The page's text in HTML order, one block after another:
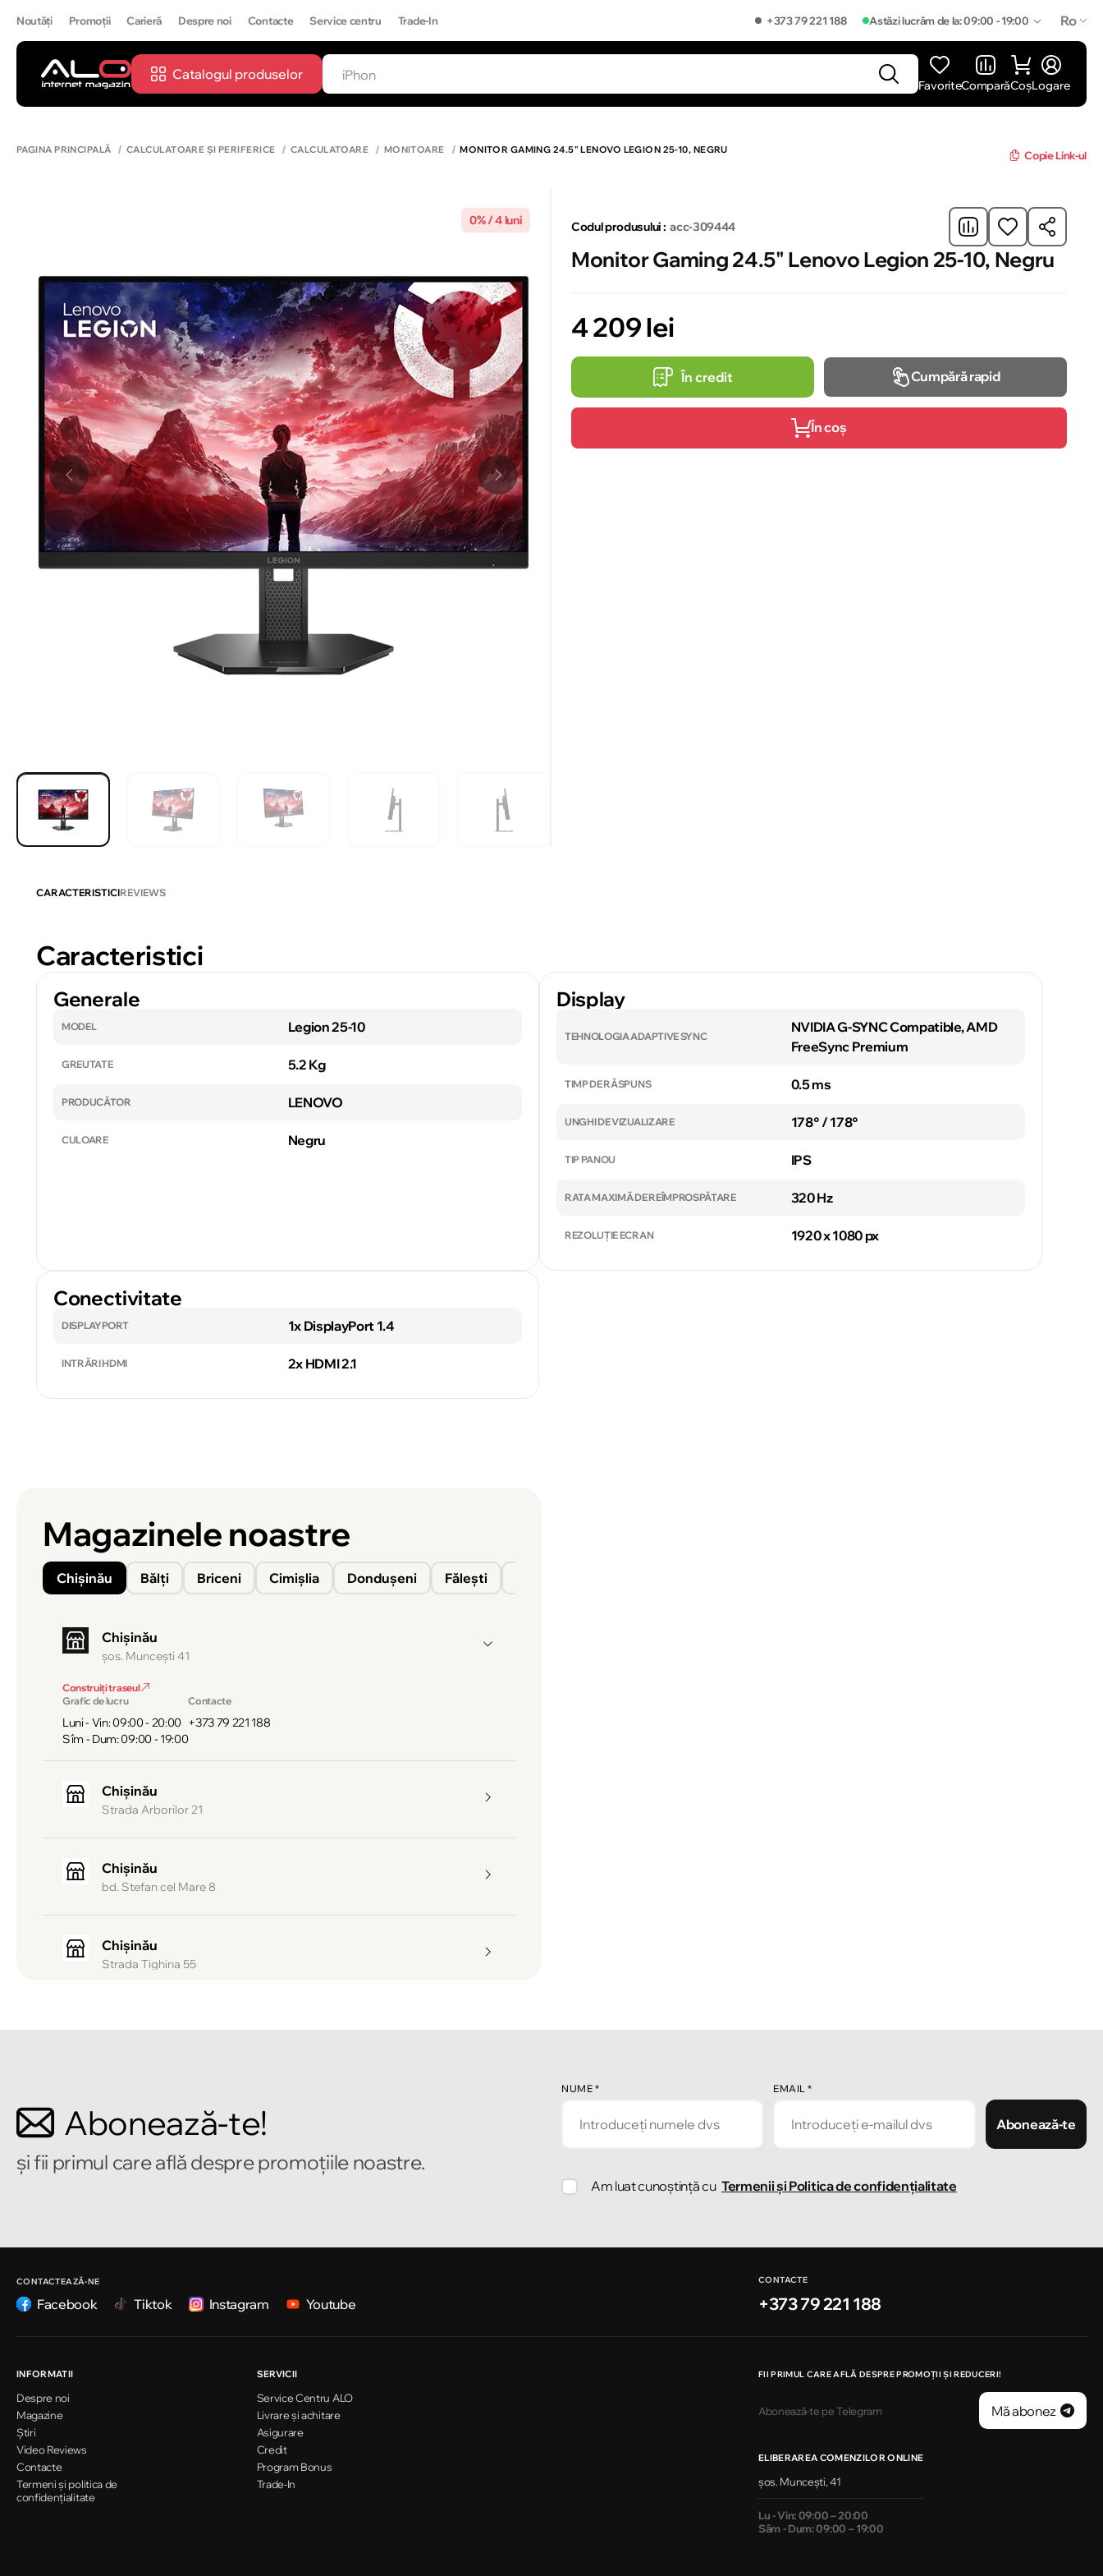
Noutăți Promoții Carieră Despre noi Contacte Service centru Trade-In +373 79 221 188 Astăzi lucrăm de la: 09:00 - 19:00 Ro
Catalogul produselor
FavoriteComparăCoșLogare
PAGINA PRINCIPALĂ CALCULATOARE ȘI PERIFERICE CALCULATOARE MONITOARE MONITOR GAMING 24.5" LENOVO LEGION 25-10, NEGRU Copie Link-ul
0% / 4 luni Codul produsului : acc-309444
Monitor Gaming 24.5" Lenovo Legion 25-10, Negru
4 209 lei
În credit Cumpără rapid
În coș
CARACTERISTICIREVIEWS
Caracteristici
Generale
MODEL Legion 25-10
GREUTATE 5.2 Kg
PRODUCĂTOR LENOVO
CULOARE Negru
Display
TEHNOLOGIA ADAPTIVE SYNC
NVIDIA G-SYNC Compatible, AMD
FreeSync Premium
TIMP DE RĂSPUNS 0.5 ms
UNGHI DE VIZUALIZARE 178° / 178°
TIP PANOU IPS
RATA MAXIMĂ DE REÎMPROSPĂTARE 320 Hz
REZOLUȚIE ECRAN 1920 x 1080 px
Conectivitate
DISPLAYPORT 1x DisplayPort 1.4
INTRĂRI HDMI 2x HDMI 2.1
Magazinele noastre
Chișinău Bălți Briceni Cimișlia Donduşeni Fălești
Chișinău
şos. Munceşti 41
Construiți traseul
Grafic de lucru
Luni - Vin: 09:00 - 20:00
Sîm - Dum: 09:00 - 19:00
Contacte
+373 79 221 188
Chișinău
Strada Arborilor 21
Chișinău
bd. Stefan cel Mare 8
Chișinău
Strada Tighina 55
Strada Alecu Russo 1
Chișinău
Abonează-te!
și fii primul care află despre promoțiile noastre.
NUME * EMAIL*
Abonează-te
Am luat cunoștință cu Termenii și Politica de confidențialitate
CONTACTEAZĂ-NE
Facebook Tiktok Instagram Youtube
CONTACTE
+373 79 221 188
INFORMATII
Despre noi
Magazine
Știri
Video Reviews
Contacte
Termeni și politica de
confidențialitate
SERVICII
Service Centru ALO
Livrare și achitare
Asigurare
Credit
Program Bonus
Trade-In
FII PRIMUL CARE AFLĂ DESPRE PROMOȚII ȘI REDUCERI!
Abonează-te pe Telegram Mă abonez
ELIBERAREA COMENZILOR ONLINE
șos. Muncești, 41
Lu - Vin: 09:00 – 20:00
Sâm - Dum: 09:00 – 19:00